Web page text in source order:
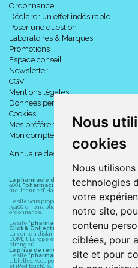
Nous
cookies
Nous
technologies
votre
notre site,
contenu
ciblées, pour
site et pour
Ordonnance
Déclarer un effet indésirable
Poser une question
Laboratoires & Marques
Promotions
Espace conseil
Newsletter
CGV
Mentions légales
Données personnelles
Cookies
Mes préférences Cookies
Mon compte
Annuaire des pharmacies
La pharmacie du centre à Albert (80300) est
9001. "pharmacie-du-centre-albert.fr "est le
rue Jeanne d' Harcourt, 80300 Albert.
Le site vous propose un large choix de plus de
: 9400 en parapharmacie, animaux, orthopédie,
ordonnance.
Le site "pharmacie-du-centre-albert.fr" vous
Click & Collect (retrait gratuit dans la
La vente à distance chez vous et/ou chez un
DOM), l' Europe et le monde entier (livraison
étranger).
La prise de rendez-vous.
Le site "pharmacie-du-centre-albert.fr"est
tablettes. Vous pouvez télécharger gratuitement
et iPod touch), ou sur Google Play (pour Androïd